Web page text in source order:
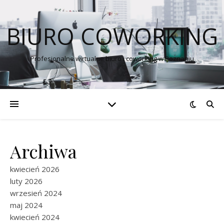
BIURO COWORKING
Profesjonalne wirtualne biuro i coworking w Poznaniu
Archiwa
kwiecień 2026
luty 2026
wrzesień 2024
maj 2024
kwiecień 2024